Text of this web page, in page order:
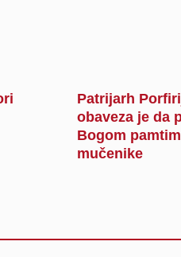
Patrijarh
obaveza je da
Bogom
mučenike